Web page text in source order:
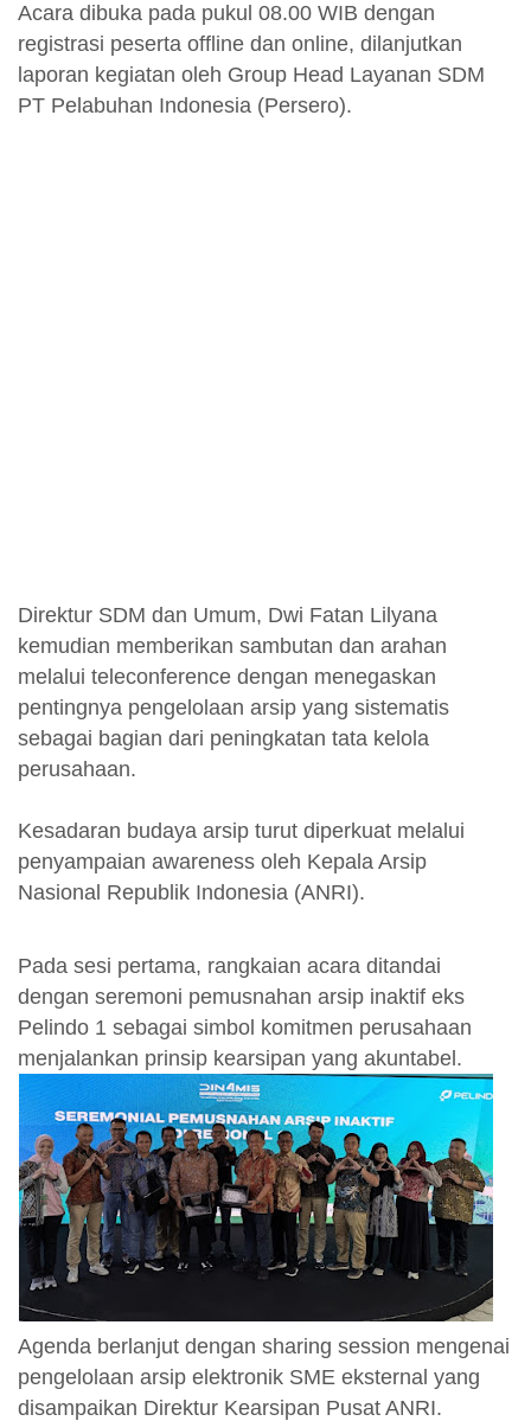
Acara dibuka pada pukul 08.00 WIB dengan
registrasi peserta offline dan online, dilanjutkan
laporan kegiatan oleh Group Head Layanan SDM
PT Pelabuhan Indonesia (Persero).
Direktur SDM dan Umum, Dwi Fatan Lilyana
kemudian memberikan sambutan dan arahan
melalui teleconference dengan menegaskan
pentingnya pengelolaan arsip yang sistematis
sebagai bagian dari peningkatan tata kelola
perusahaan.
Kesadaran budaya arsip turut diperkuat melalui
penyampaian awareness oleh Kepala Arsip
Nasional Republik Indonesia (ANRI).
Pada sesi pertama, rangkaian acara ditandai
dengan seremoni pemusnahan arsip inaktif eks
Pelindo 1 sebagai simbol komitmen perusahaan
menjalankan prinsip kearsipan yang akuntabel.
Agenda berlanjut dengan sharing session mengenai
pengelolaan arsip elektronik SME eksternal yang
disampaikan Direktur Kearsipan Pusat ANRI.